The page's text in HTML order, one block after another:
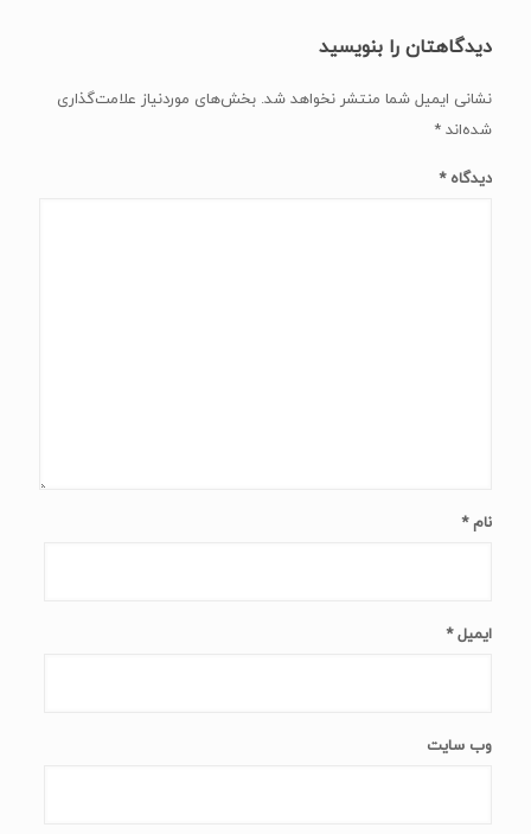
دیدگاهتان را بنویسید
نشانی ایمیل شما منتشر نخواهد شد. بخش‌های موردنیاز علامت‌گذاری
شده‌اند *
دیدگاه*
نام*
ایمیل*
وب‌ سایت